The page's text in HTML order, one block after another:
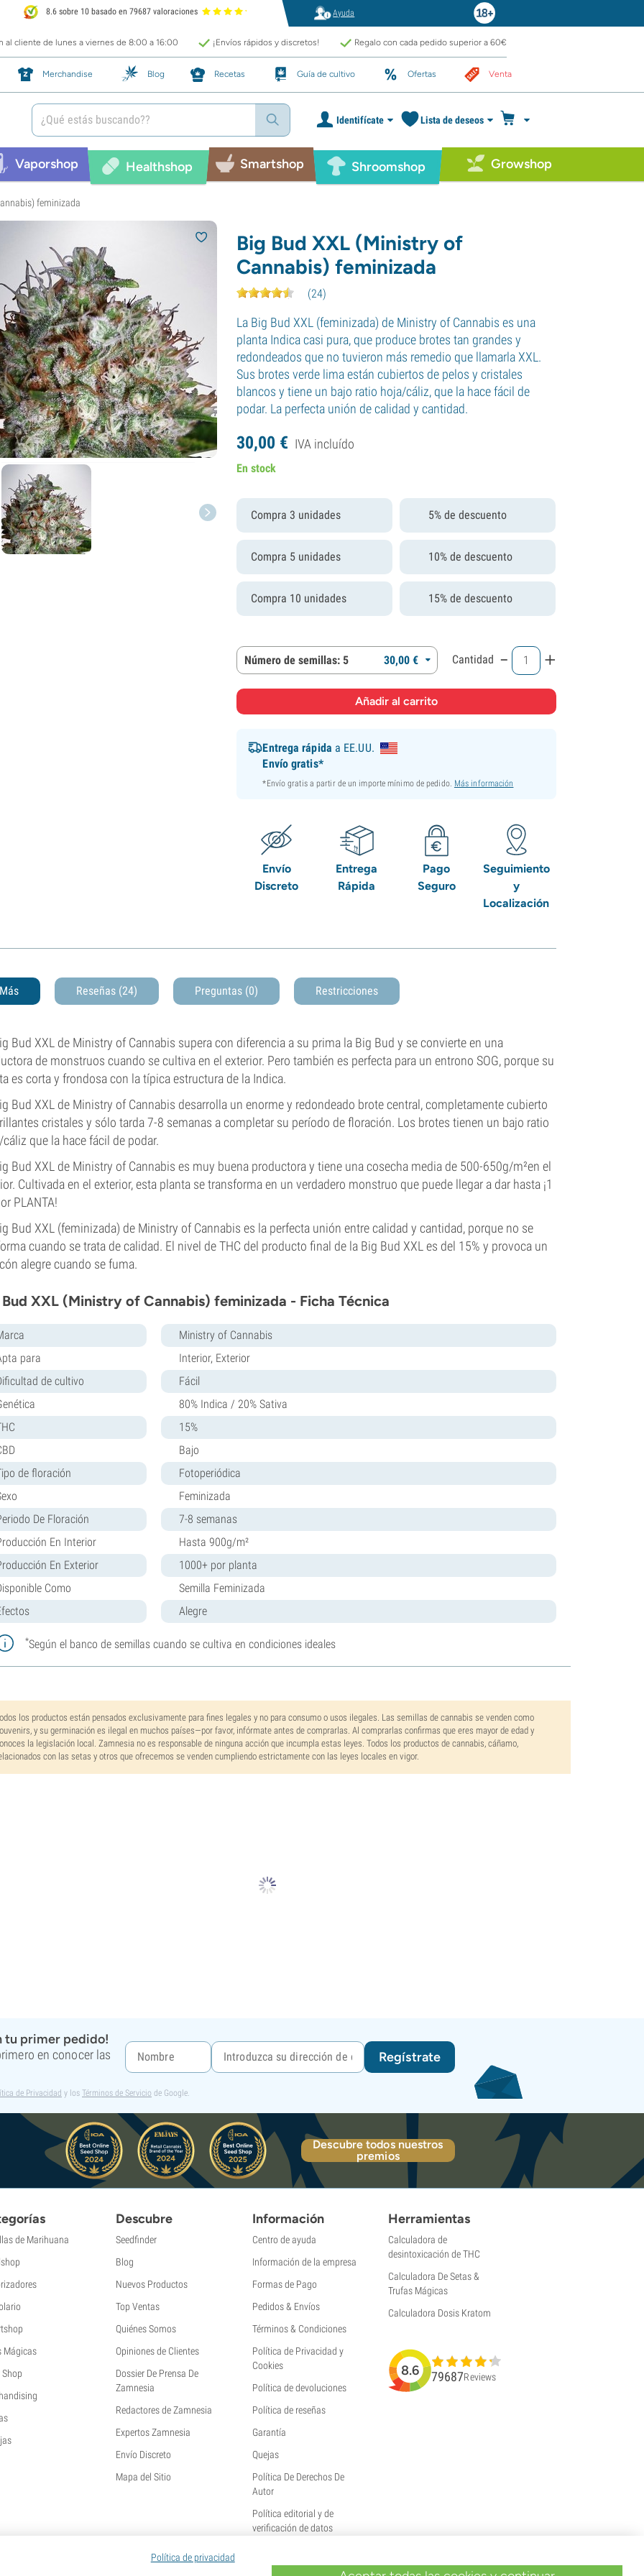
8.6 sobre 10 basado en 79687 valoraciones Ayuda
al cliente de lunes a viernes de 8:00 a 16:00 ¡Envíos rápidos y discretos! Regalo con cada pedido superior a 60€
Merchandise Blog Recetas Guía de cultivo Ofertas Venta
Identifícate Lista de deseos
Vaporshop Healthshop Smartshop Shroomshop Growshop
feminizada
Big Bud XXL (Ministry of
Cannabis) feminizada
(24)
La Big Bud XXL (feminizada) de Ministry of Cannabis es una
planta Indica casi pura, que produce brotes tan grandes y
redondeados que no tuvieron más remedio que llamarla XXL.
Sus brotes verde lima están cubiertos de pelos y cristales
blancos y tiene un bajo ratio hoja/cáliz, que la hace fácil de
podar. La perfecta unión de calidad y cantidad.
30,00 € IVA incluído
En stock
Compra 3 unidades 5% de descuento
Compra 5 unidades 10% de descuento
Compra 10 unidades 15% de descuento
Número de semillas: 5 30,00 € Cantidad - +
Entrega rápida a EE.UU.
Envío gratis*
*Envío gratis a partir de un importe mínimo de pedido. Más información
Envío
Discreto
Entrega
Rápida
Pago
Seguro
Seguimiento
y
Localización
Más Reseñas (24) Preguntas (0) Restricciones
Bud XXL de Ministry of Cannabis supera con diferencia a su prima la Big Bud y se convierte en una
de monstruos cuando se cultiva en el exterior. Pero también es perfecta para un entrono SOG, porque su
es corta y frondosa con la típica estructura de la Indica.
Bud XXL de Ministry of Cannabis desarrolla un enorme y redondeado brote central, completamente cubierto
cristales y sólo tarda 7-8 semanas a completar su período de floración. Los brotes tienen un bajo ratio
que la hace fácil de podar.
Bud XXL de Ministry of Cannabis es muy buena productora y tiene una cosecha media de 500-650g/m²en el
Cultivada en el exterior, esta planta se transforma en un verdadero monstruo que puede llegar a dar hasta ¡1
PLANTA!
Bud XXL (feminizada) de Ministry of Cannabis es la perfecta unión entre calidad y cantidad, porque no se
cuando se trata de calidad. El nivel de THC del producto final de la Big Bud XXL es del 15% y provoca un
alegre cuando se fuma.
Bud XXL (Ministry of Cannabis) feminizada - Ficha Técnica
Ministry of Cannabis
para
Interior, Exterior
de cultivo
Fácil
80% Indica / 20% Sativa
15%
Bajo
de floración
Fotoperiódica
Feminizada
De Floración
7-8 semanas
En Interior
Hasta 900g/m²
En Exterior
1000+ por planta
Como
Semilla Feminizada
Alegre
*Según el banco de semillas cuando se cultiva en condiciones ideales
los productos están pensados exclusivamente para fines legales y no para consumo o usos ilegales. Las semillas de cannabis se venden como
y su germinación es ilegal en muchos países—por favor, infórmate antes de comprarlas. Al comprarlas confirmas que eres mayor de edad y
la legislación local. Zamnesia no es responsable de ninguna acción que incumpla estas leyes. Todos los productos de cannabis, cáñamo,
con las setas y otros que ofrecemos se venden cumpliendo estrictamente con las leyes locales en vigor.
tu primer pedido!
en conocer las
Regístrate
de Privacidad y los Términos de Servicio de Google.
Descubre todos nuestros
premios
de Marihuana
Mágicas
Shop
Descubre
Seedfinder
Blog
Nuevos Productos
Top Ventas
Quiénes Somos
Opiniones de Clientes
Dossier De Prensa De
Zamnesia
Redactores de Zamnesia
Expertos Zamnesia
Envío Discreto
Mapa del Sitio
Información
Centro de ayuda
Información de la empresa
Formas de Pago
Pedidos & Envíos
Términos & Condiciones
Política de Privacidad y
Cookies
Política de devoluciones
Política de reseñas
Garantía
Quejas
Política De Derechos De
Autor
Política editorial y de
verificación de datos
Herramientas
Calculadora de
desintoxicación de THC
Calculadora De Setas &
Trufas Mágicas
Calculadora Dosis Kratom
8.6 79687Reviews
Política de privacidad